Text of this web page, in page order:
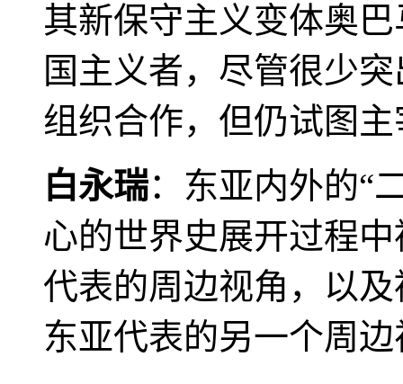
其新保守主义变体奥
国主义者，尽管很少
组织合作，但仍试图
白永瑞：东亚内外的“
心的世界史展开过程
代表的周边视角，以
东亚代表的另一个周